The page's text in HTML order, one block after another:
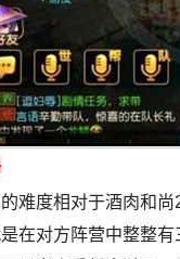
难度相对于酒肉和
在对方阵营中整整